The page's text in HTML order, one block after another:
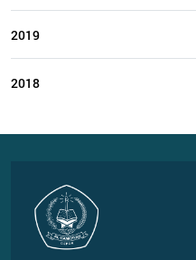
2019
2018